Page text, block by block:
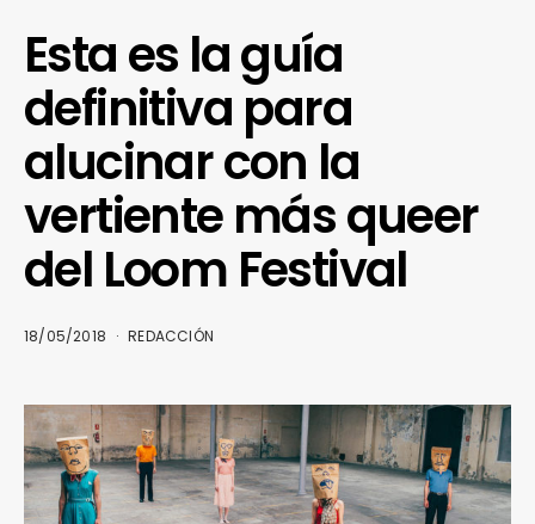
Esta es la guía
definitiva para
alucinar con la
vertiente más queer
del Loom Festival
18/05/2018 REDACCIÓN